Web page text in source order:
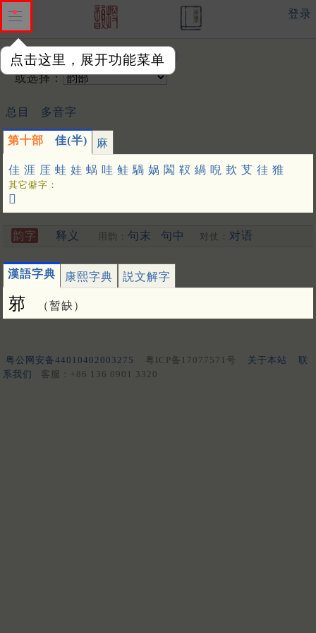
点击这里，展开功能菜单
登录
输入韵字：
或选择：
总目 多音字
第十部 佳(半) 麻
佳 涯 厓 蛙 娃 蜗 哇 鲑 騧 娲 䦱 靫 緺 唲 㰪 芆 徍 猚
其它僻字：
𦶎
韵字 释义 用韵： 句末 句中 对仗： 对语
漢語字典 康熙字典 説文解字
䓉 （暂缺）
粤公网安备44010402003275 粤ICP备17077571号 关于本站
联
系我们
客服：+86 136 0901 3320